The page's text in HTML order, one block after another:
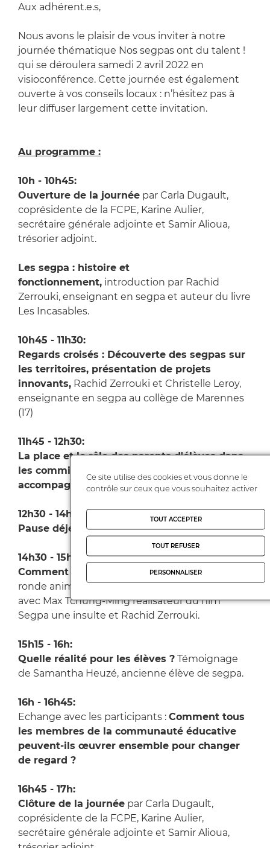
Aux adhérent.e.s,
Nous avons le plaisir de vous inviter à notre
journée thématique Nos segpas ont du talent !
qui se déroulera samedi 2 avril 2022 en
visioconférence. Cette journée est également
ouverte à vos conseils locaux : n’hésitez pas à
leur diffuser largement cette invitation.
Au programme :
10h - 10h45:
Ouverture de la journée par Carla Dugault,
coprésidente de la FCPE, Karine Aulier,
secrétaire générale adjointe et Samir Alioua,
trésorier adjoint.
Les segpa : histoire et
fonctionnement, introduction par Rachid
Zerrouki, enseignant en segpa et auteur du livre
Les Incasables.
10h45 - 11h30:
Regards croisés : Découverte des segpas sur
les territoires, présentation de projets
innovants, Rachid Zerrouki et Christelle Leroy,
enseignante en segpa au collège de Marennes
(17)
11h45 - 12h30:
La place et le rôle des parents d'élèves dans
les commissions d'orientation : comment
accompagner au mieux les familles ?
12h30 - 14h30:
Pause déjeuner.
14h30 - 15h15:
Comment faire tomber les préjugés ?
ronde animée par Karine Aulier et Samir Alioua,
avec Max Tchung-Ming réalisateur du film
Segpa une insulte et Rachid Zerrouki.
15h15 - 16h:
Quelle réalité pour les élèves ? Témoignage
de Samantha Heuzé, ancienne élève de segpa.
16h - 16h45:
Echange avec les participants : Comment tous
les membres de la communauté éducative
peuvent-ils œuvrer ensemble pour changer
de regard ?
16h45 - 17h:
Clôture de la journée par Carla Dugault,
coprésidente de la FCPE, Karine Aulier,
secrétaire générale adjointe et Samir Alioua,
Ce site utilise des cookies et vous donne le
contrôle sur ceux que vous souhaitez activer
TOUT ACCEPTER
TOUT REFUSER
PERSONNALISER